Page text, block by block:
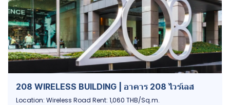
208 WIRELESS BUILDING | อาคาร 208 ไวร์เลส
Location: Wireless Road Rent: 1,060 THB/Sq.m.